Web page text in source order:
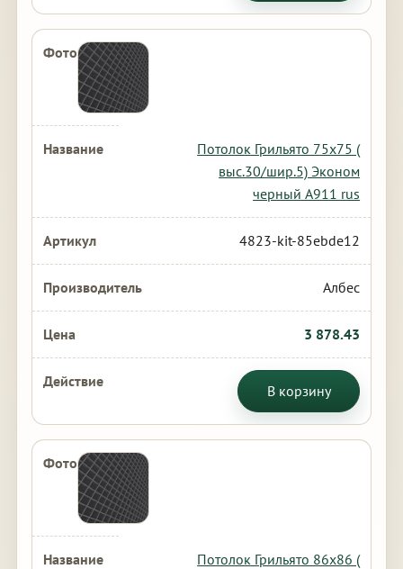
Потолок Грильято 75х75 (
выс.30/шир.5) Эконом
черный А911 rus
4823-kit-85ebde12
Албес
3 878.43
В корзину
Потолок Грильято 86х86 (